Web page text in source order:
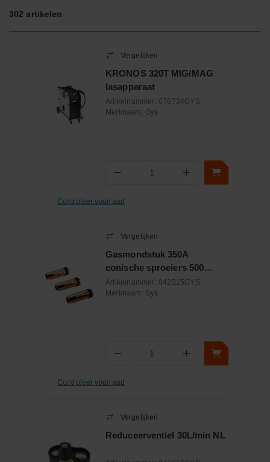
302 artikelen
Vergelijken
KRONOS 320T MIG/MAG
lasapparaat
Artikelnummer: 078734GYS
Merknaam: Gys
− Aantal +
Controleer voorraad
Vergelijken
Gasmondstuk 350A
conische sproeiers 500
3stuks
Artikelnummer: 042315GYS
Merknaam: Gys
− Aantal +
Controleer voorraad
Vergelijken
Reduceerventiel 30L/min NL